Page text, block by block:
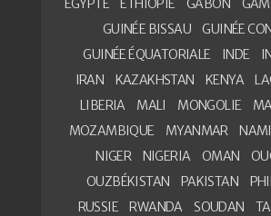
ÉGYPTE
ÉTHIOPIE GABON
GUINÉE BISSAU
GUINÉE
GUINÉE ÉQUATORIALE
INDE
IRAN
KAZAKHSTAN KENYA
LIBERIA
MALI MONGOLIE
MOZAMBIQUE
MYANMAR
NIGER
NIGERIA OMAN
OUZBÉKISTAN
PAKISTAN
RUSSIE
RWANDA SOUDAN